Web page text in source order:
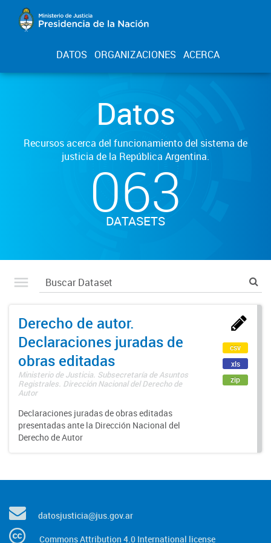
DATOS ORGANIZACIONES ACERCA
Datos
Recursos acerca del funcionamiento del sistema de
justicia de la República Argentina.
063
DATASETS
Derecho de autor.
Declaraciones juradas de
obras editadas
Ministerio de Justicia. Subsecretaría de Asuntos
Registrales. Dirección Nacional del Derecho de
Autor
Declaraciones juradas de obras editadas
presentadas ante la Dirección Nacional del
Derecho de Autor
csv
xls
zip
datosjusticia@jus.gov.ar
Commons Attribution 4.0 International license